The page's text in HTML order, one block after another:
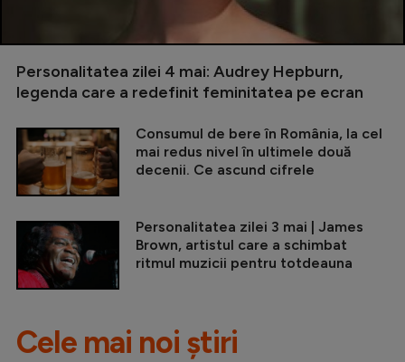
Personalitatea zilei 4 mai: Audrey Hepburn,
legenda care a redefinit feminitatea pe ecran
Consumul de bere în România, la cel
mai redus nivel în ultimele două
decenii. Ce ascund cifrele
Personalitatea zilei 3 mai | James
Brown, artistul care a schimbat
ritmul muzicii pentru totdeauna
Cele mai noi știri